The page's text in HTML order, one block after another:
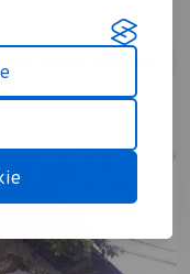
Rower szosowy